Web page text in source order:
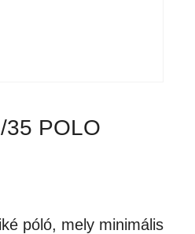
35 POLO
póló, mely minimális